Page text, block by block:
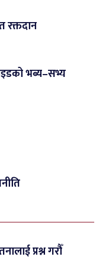
रक्तदान
भब्य–सभ्य
प्रश्न गरौँ